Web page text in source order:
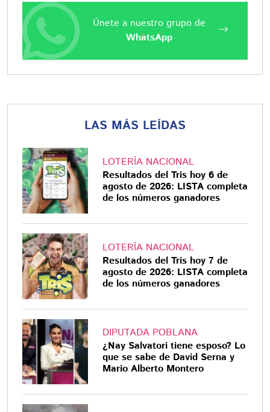
Únete a nuestro grupo de
WhatsApp
LAS MÁS LEÍDAS
LOTERÍA NACIONAL
Resultados del Tris hoy 6 de
agosto de 2026: LISTA completa
de los números ganadores
LOTERÍA NACIONAL
Resultados del Tris hoy 7 de
agosto de 2026: LISTA completa
de los números ganadores
DIPUTADA POBLANA
¿Nay Salvatori tiene esposo? Lo
que se sabe de David Serna y
Mario Alberto Montero